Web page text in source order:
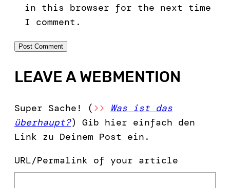
in this browser for the next time
I comment.
LEAVE A WEBMENTION
Super Sache! ( >>
Was ist das
überhaupt?) Gib hier einfach den
Link zu Deinem Post ein.
URL/Permalink of your article